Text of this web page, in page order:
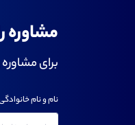
مشاوره
برای
نام و نام